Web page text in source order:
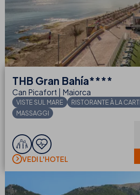
THB Gran Bahía****
Can Picafort | Maiorca
VISTE SUL MARE RISTORANTE À LA
MASSAGGI
VEDI L'HOTEL